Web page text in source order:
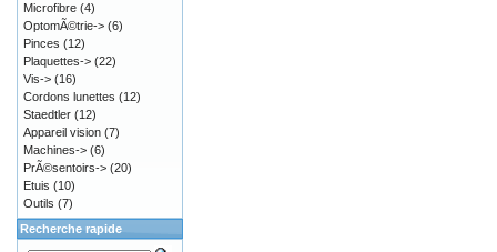
Microfibre (4)
OptomÃ©trie-> (6)
Pinces (12)
Plaquettes-> (22)
Vis-> (16)
Cordons lunettes (12)
Staedtler (12)
Appareil vision (7)
Machines-> (6)
PrÃ©sentoirs-> (20)
Etuis (10)
Outils (7)
Recherche rapide